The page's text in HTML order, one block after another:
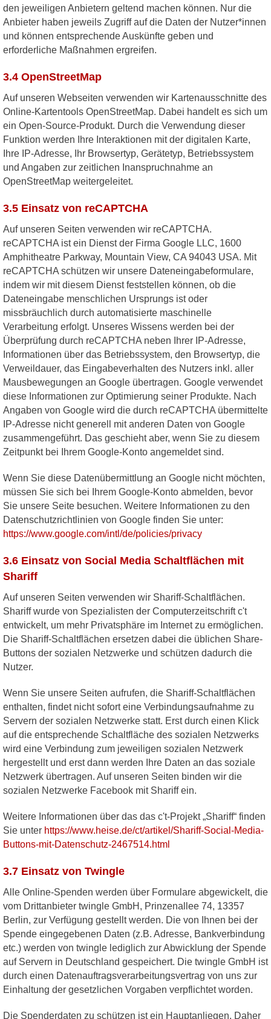
den jeweiligen Anbietern geltend machen können. Nur die
Anbieter haben jeweils Zugriff auf die Daten der Nutzer*innen
und können entsprechende Auskünfte geben und
erforderliche Maßnahmen ergreifen.
3.4 OpenStreetMap
Auf unseren Webseiten verwenden wir Kartenausschnitte des
Online-Kartentools OpenStreetMap. Dabei handelt es sich um
ein Open-Source-Produkt. Durch die Verwendung dieser
Funktion werden Ihre Interaktionen mit der digitalen Karte,
Ihre IP-Adresse, Ihr Browsertyp, Gerätetyp, Betriebssystem
und Angaben zur zeitlichen Inanspruchnahme an
OpenStreetMap weitergeleitet.
3.5 Einsatz von reCAPTCHA
Auf unseren Seiten verwenden wir reCAPTCHA.
reCAPTCHA ist ein Dienst der Firma Google LLC, 1600
Amphitheatre Parkway, Mountain View, CA 94043 USA. Mit
reCAPTCHA schützen wir unsere Dateneingabeformulare,
indem wir mit diesem Dienst feststellen können, ob die
Dateneingabe menschlichen Ursprungs ist oder
missbräuchlich durch automatisierte maschinelle
Verarbeitung erfolgt. Unseres Wissens werden bei der
Überprüfung durch reCAPTCHA neben Ihrer IP-Adresse,
Informationen über das Betriebssystem, den Browsertyp, die
Verweildauer, das Eingabeverhalten des Nutzers inkl. aller
Mausbewegungen an Google übertragen. Google verwendet
diese Informationen zur Optimierung seiner Produkte. Nach
Angaben von Google wird die durch reCAPTCHA übermittelte
IP-Adresse nicht generell mit anderen Daten von Google
zusammengeführt. Das geschieht aber, wenn Sie zu diesem
Zeitpunkt bei Ihrem Google-Konto angemeldet sind.
Wenn Sie diese Datenübermittlung an Google nicht möchten,
müssen Sie sich bei Ihrem Google-Konto abmelden, bevor
Sie unsere Seite besuchen. Weitere Informationen zu den
Datenschutzrichtlinien von Google finden Sie unter:
https://www.google.com/intl/de/policies/privacy
3.6 Einsatz von Social Media Schaltflächen mit
Shariff
Auf unseren Seiten verwenden wir Shariff-Schaltflächen.
Shariff wurde von Spezialisten der Computerzeitschrift c't
entwickelt, um mehr Privatsphäre im Internet zu ermöglichen.
Die Shariff-Schaltflächen ersetzen dabei die üblichen Share-
Buttons der sozialen Netzwerke und schützen dadurch die
Nutzer.
Wenn Sie unsere Seiten aufrufen, die Shariff-Schaltflächen
enthalten, findet nicht sofort eine Verbindungsaufnahme zu
Servern der sozialen Netzwerke statt. Erst durch einen Klick
auf die entsprechende Schaltfläche des sozialen Netzwerks
wird eine Verbindung zum jeweiligen sozialen Netzwerk
hergestellt und erst dann werden Ihre Daten an das soziale
Netzwerk übertragen. Auf unseren Seiten binden wir die
sozialen Netzwerke Facebook mit Shariff ein.
Weitere Informationen über das das c't-Projekt „Shariff“ finden
Sie unter https://www.heise.de/ct/artikel/Shariff-Social-Media-
Buttons-mit-Datenschutz-2467514.html
3.7 Einsatz von Twingle
Alle Online-Spenden werden über Formulare abgewickelt, die
vom Drittanbieter twingle GmbH, Prinzenallee 74, 13357
Berlin, zur Verfügung gestellt werden. Die von Ihnen bei der
Spende eingegebenen Daten (z.B. Adresse, Bankverbindung
etc.) werden von twingle lediglich zur Abwicklung der Spende
auf Servern in Deutschland gespeichert. Die twingle GmbH ist
durch einen Datenauftragsverarbeitungsvertrag von uns zur
Einhaltung der gesetzlichen Vorgaben verpflichtet worden.
Die Spenderdaten zu schützen ist ein Hauptanliegen. Daher